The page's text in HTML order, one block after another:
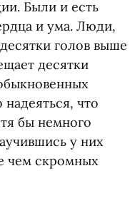
Были и есть
и ума. Люди,
голов выше
десятки
что
бы немного
у них
чем скромных